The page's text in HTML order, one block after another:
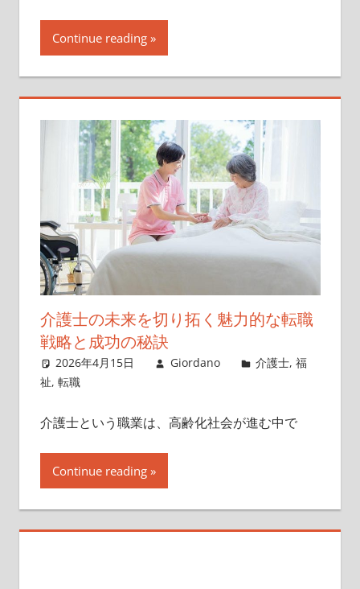
Continue reading
介護士の未来を切り拓く魅力的な転職
戦略と成功の秘訣
2026年4月15日 Giordano 介護士,福
祉, 転職
介護士という職業は、高齢化社会が進む中で
Continue reading